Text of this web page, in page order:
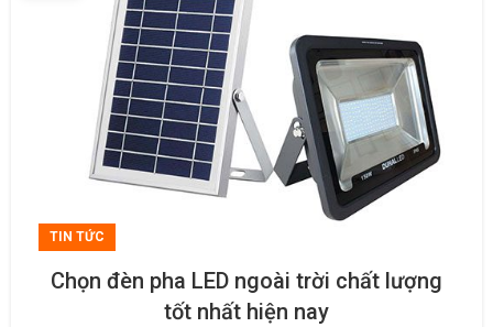
TIN TỨC
Chọn đèn pha LED ngoài trời chất lượng
tốt nhất hiện nay